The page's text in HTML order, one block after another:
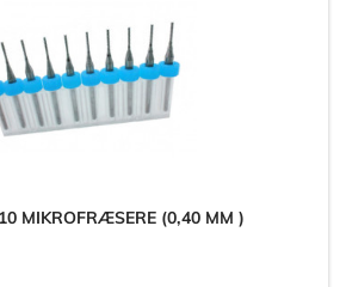
MIKROFRÆSERE (0,40 MM )